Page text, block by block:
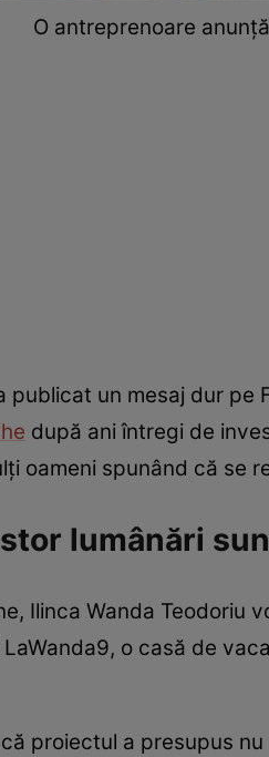
O antreprenoare
publicat un mesaj dur
după ani întregi de
oameni spunând că se
lumânări
Ilinca Wanda
o casă de
proiectul a presupus nu